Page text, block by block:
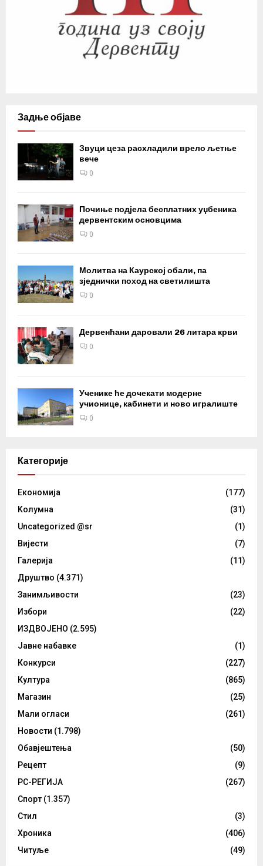
Задње објаве
Звуци цеза расхладили врело љетње
вече
0
Почиње подјела бесплатних уџбеника
дервентским основцима
0
Молитва на Каурској обали, па
зједнички поход на светилишта
0
Дервенћани даровали 26 литара крви
0
Ученике ће дочекати модерне
учионице, кабинети и ново игралиште
0
Категорије
Eкономија
(177)
Kолумнa
(31)
Uncategorized @sr
(1)
Вијести
(7)
Галерија
(11)
Друштво (4.371)
Занимљивости
(23)
Избори
(22)
ИЗДВОЈЕНО (2.595)
Јавне набавке
(1)
Конкурси
(227)
Култура
(865)
Магазин
(25)
Мали огласи
(261)
Новости (1.798)
Обавјештења
(50)
Рецепт
(9)
РС-РЕГИЈА
(267)
Спорт (1.357)
Стил
(3)
Хроника
(406)
Читуље
(49)